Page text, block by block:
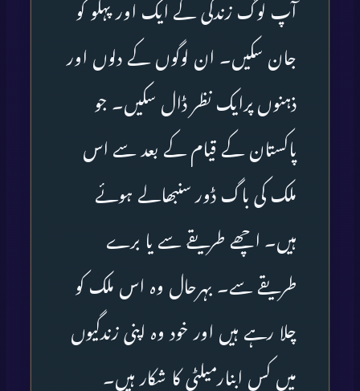
آپ لوگ زندگی کے ایک اور پہلو کو
جان سکیں۔ ان لوگوں کے دلوں اور
ذہنوں پرایک نظر ڈال سکیں۔ جو
پاکستان کے قیام کے بعد سے اس
ملک کی باگ ڈور سنبھالے ہوئے
ہیں۔ اچھے طریقے سے یا برے
طریقے سے۔ بہرحال وہ اس ملک کو
چلا رہے ہیں اور خود وہ اپنی زندگیوں
میں کس ابنارمیلٹی کا شکار ہیں۔